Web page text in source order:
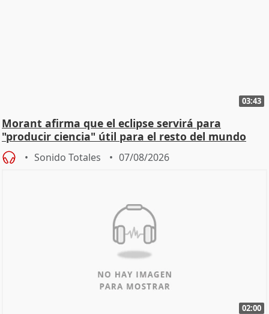
03:43
Morant afirma que el eclipse servirá para
"producir ciencia" útil para el resto del mundo
Sonido Totales 07/08/2026
02:00